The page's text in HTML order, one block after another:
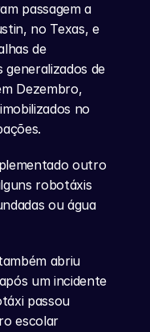
passagem a
no Texas, e
de
de
Dezembro,
no
outro
robotáxis
ou água
abriu
um incidente
passou
escolar